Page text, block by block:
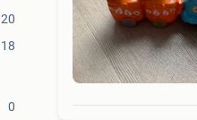
20
18
0